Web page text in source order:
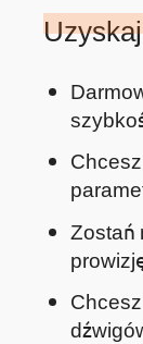
Zostań